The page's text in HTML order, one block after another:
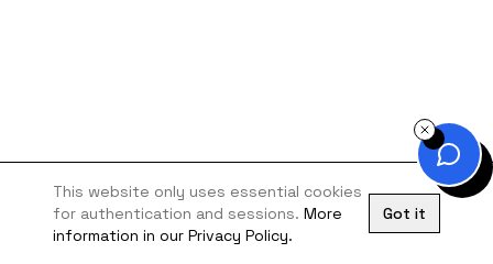
This website only uses essential cookies
for authentication and sessions. More
information in our Privacy Policy.
Got it